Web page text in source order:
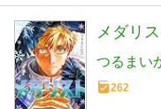
メダリ
つるまい
262